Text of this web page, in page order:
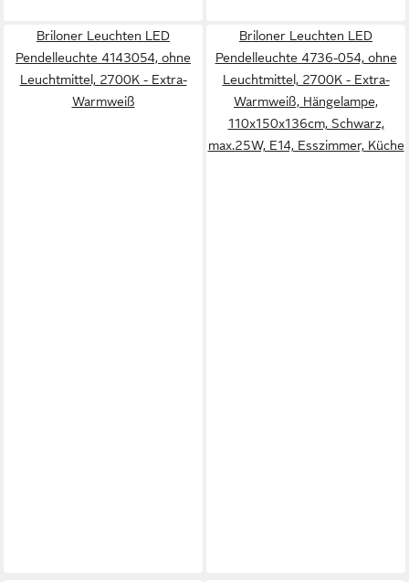
Briloner Leuchten LED
Pendelleuchte 4143054, ohne
Leuchtmittel, 2700K - Extra-
Warmweiß
Briloner Leuchten LED
Pendelleuchte 4736-054, ohne
Leuchtmittel, 2700K - Extra-
Warmweiß, Hängelampe,
110x150x136cm, Schwarz,
max.25W, E14, Esszimmer, Küche